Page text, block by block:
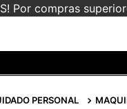
Por compras
PERSONAL